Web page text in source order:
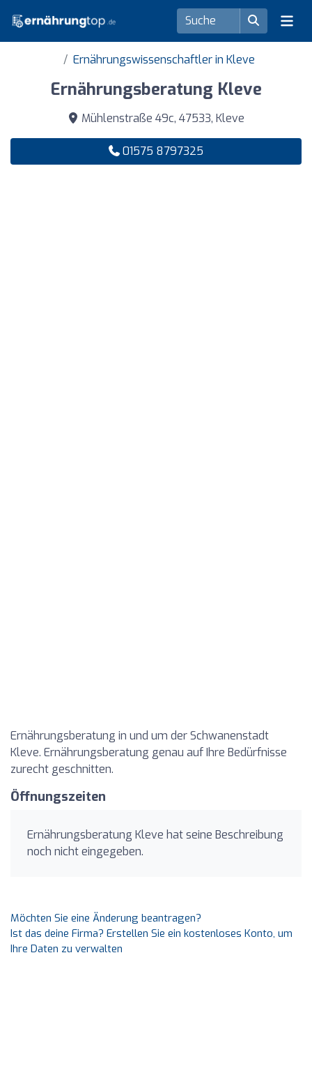
Ernährungswissenschaftler in Kleve
Ernährungsberatung Kleve
Mühlenstraße 49c, 47533, Kleve
01575 8797325
Ernährungsberatung in und um der Schwanenstadt
Kleve. Ernährungsberatung genau auf Ihre Bedürfnisse
zurecht geschnitten.
Öffnungszeiten
Ernährungsberatung Kleve hat seine Beschreibung
noch nicht eingegeben.
Möchten Sie eine Änderung beantragen?
Ist das deine Firma? Erstellen Sie ein kostenloses Konto, um
Ihre Daten zu verwalten